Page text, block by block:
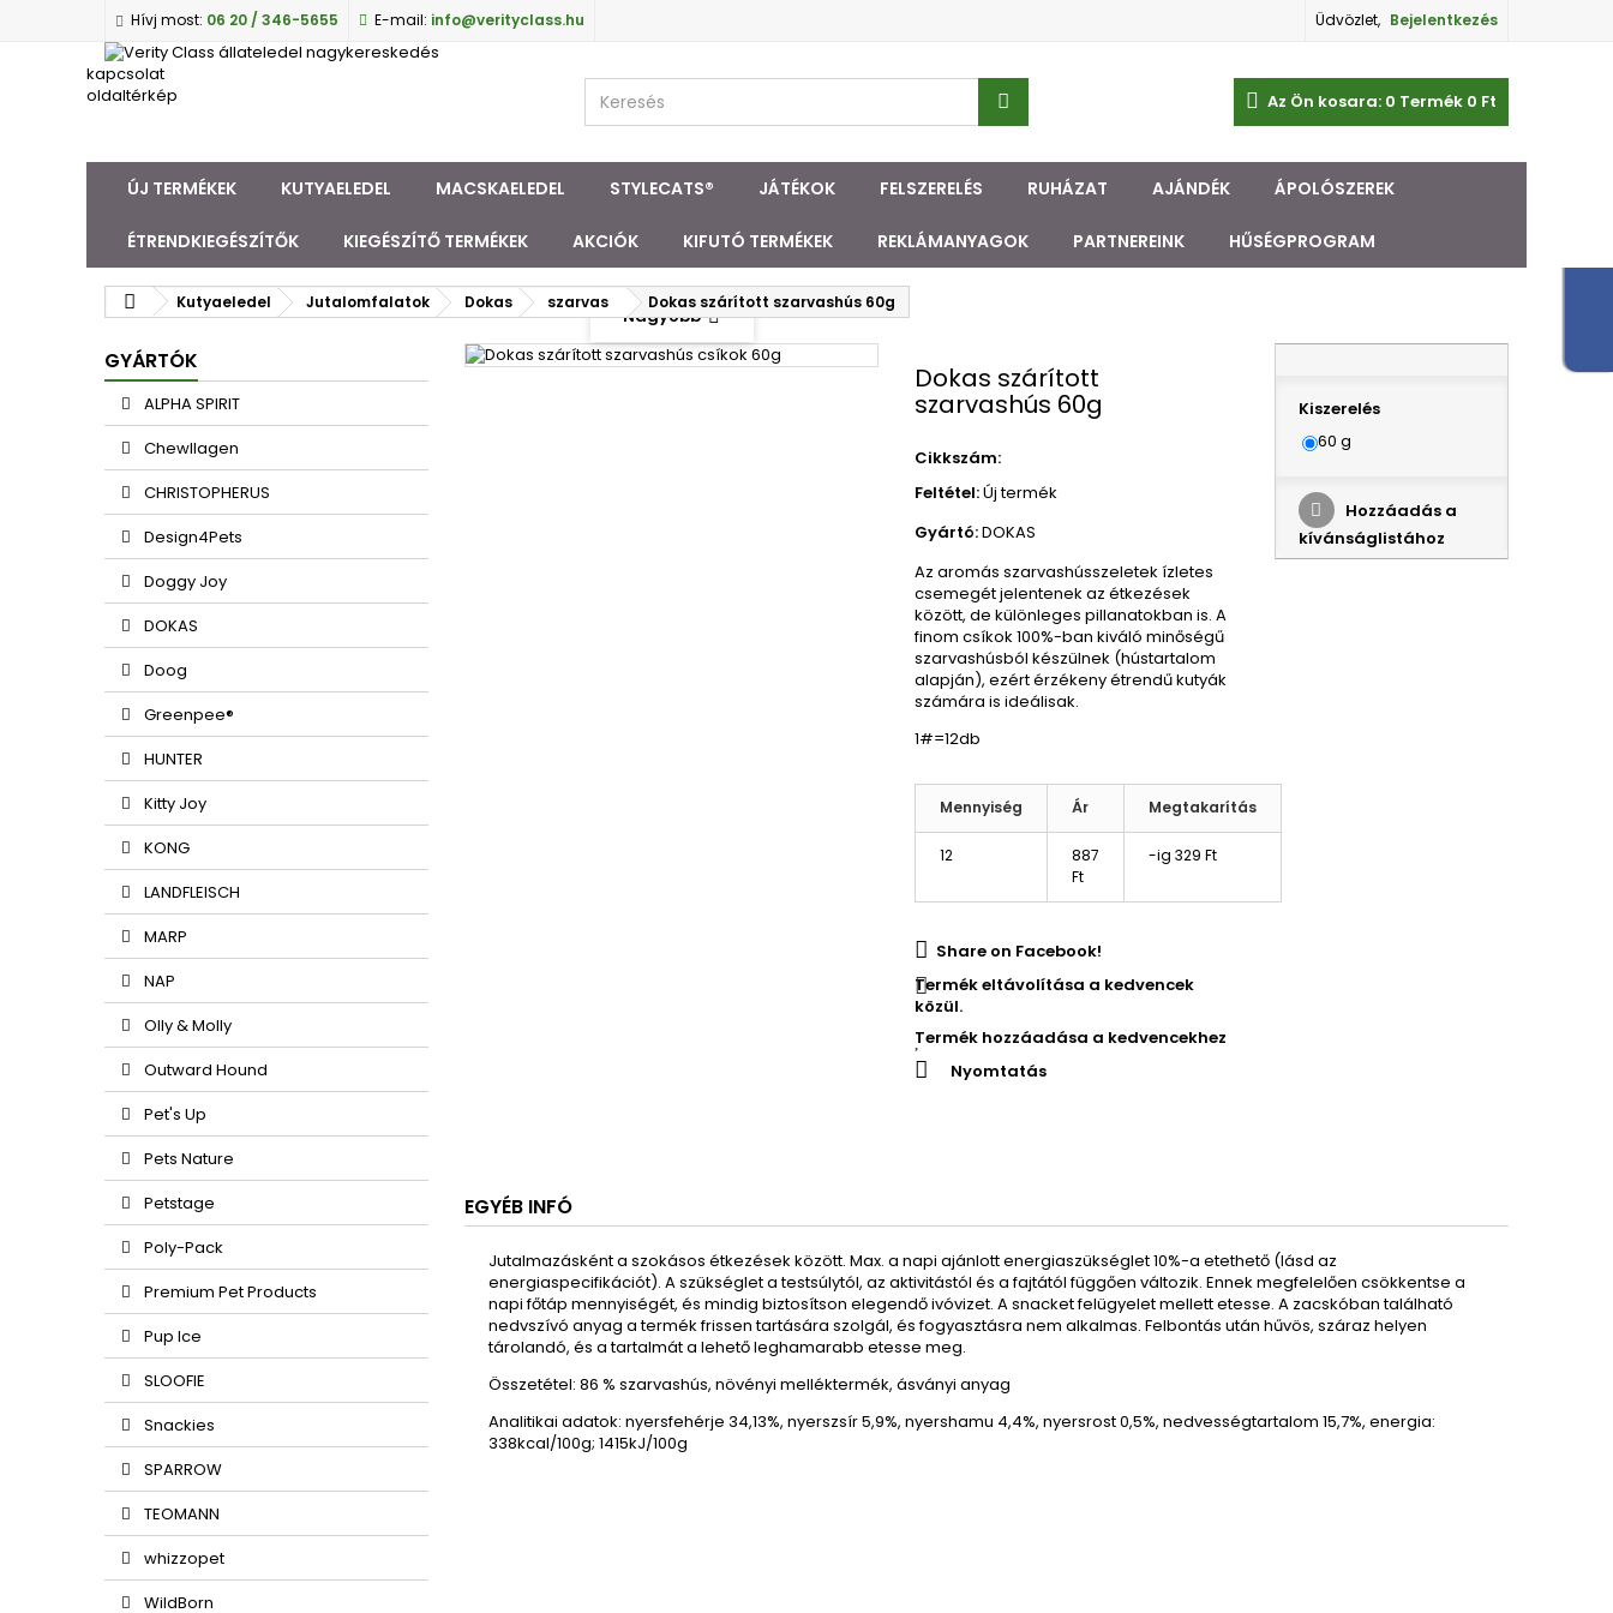
Üdvözlet, Bejelentkezés
Hívj most: 06 20 / 346-5655 E-mail: info@verityclass.hu
Az Ön kosara: 0 Termék 0 Ft‎
ÚJ TERMÉKEK KUTYAELEDEL MACSKAELEDEL STYLECATS® JÁTÉKOK FELSZERELÉS RUHÁZAT AJÁNDÉK ÁPOLÓSZEREK
ÉTRENDKIEGÉSZÍTŐK KIEGÉSZÍTŐ TERMÉKEK AKCIÓK KIFUTÓ TERMÉKEK REKLÁMANYAGOK PARTNEREINK HŰSÉGPROGRAM
kapcsolat
oldaltérkép
Kutyaeledel Jutalomfalatok Dokas szarvas Dokas szárított szarvashús 60g
GYÁRTÓK
ALPHA SPIRIT
Chewllagen
CHRISTOPHERUS
Design4Pets
Doggy Joy
DOKAS
Doog
Greenpee®
HUNTER
Kitty Joy
KONG
LANDFLEISCH
MARP
NAP
Olly & Molly
Outward Hound
Pet's Up
Pets Nature
Petstage
Poly-Pack
Premium Pet Products
Pup Ice
SLOOFIE
Snackies
SPARROW
TEOMANN
whizzopet
WildBorn
Nagyobb
Dokas szárított
szarvashús 60g
Cikkszám:
Feltétel:Új termék
Gyártó:DOKAS
Az aromás szarvashússzeletek ízletes
csemegét jelentenek az étkezések
között, de különleges pillanatokban is. A
finom csíkok 100%-ban kiváló minőségű
szarvashúsból készülnek (hústartalom
alapján), ezért érzékeny étrendű kutyák
számára is ideálisak.
1#=12db
Mennyiség Ár Megtakarítás
12
887
Ft‎
-ig 329 Ft‎
Share on Facebook!
Termék eltávolítása a kedvencek
közül.
Termék hozzáadása a kedvencekhez
Nyomtatás
Kiszerelés
60 g
Hozzáadás a
kívánságlistához
EGYÉB INFÓ
Jutalmazásként a szokásos étkezések között. Max. a napi ajánlott energiaszükséglet 10%-a etethető (lásd az
energiaspecifikációt). A szükséglet a testsúlytól, az aktivitástól és a fajtától függően változik. Ennek megfelelően csökkentse a
napi főtáp mennyiségét, és mindig biztosítson elegendő ivóvizet. A snacket felügyelet mellett etesse. A zacskóban található
nedvszívó anyag a termék frissen tartására szolgál, és fogyasztásra nem alkalmas. Felbontás után hűvös, száraz helyen
tárolandó, és a tartalmát a lehető leghamarabb etesse meg.
Összetétel: 86 % szarvashús, növényi melléktermék, ásványi anyag
Analitikai adatok: nyersfehérje 34,13%, nyerszsír5,9%, nyershamu 4,4%, nyersrost0,5%, nedvességtartalom 15,7%, energia:
338kcal/100g; 1415kJ/100g